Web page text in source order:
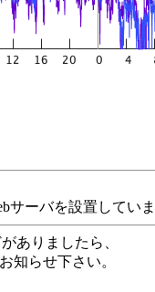
サーバを設置してい
ありましたら、
知らせ下さい。